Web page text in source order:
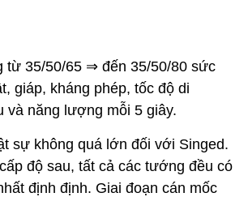
từ 35/50/65 ⇒ đến 35/50/80 sức
giáp, kháng phép, tốc độ di
và năng lượng mỗi 5 giây.
sự không quá lớn đối với Singed.
độ sau, tất cả các tướng đều có
định định. Giai đoạn cán mốc